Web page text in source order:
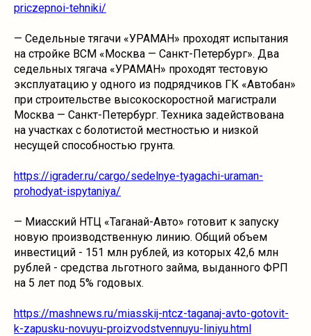
priczepnoi-tehniki/
— Седельные тягачи «УРАМАН» проходят испытания
на стройке ВСМ «Москва — Санкт-Петербург». Два
седельных тягача «УРАМАН» проходят тестовую
эксплуатацию у одного из подрядчиков ГК «Автобан»
при строительстве высокоскоростной магистрали
Москва — Санкт-Петербург. Техника задействована
на участках с болотистой местностью и низкой
несущей способностью грунта.
https://igrader.ru/cargo/sedelnye-tyagachi-uraman-
prohodyat-ispytaniya/
— Миасский НТЦ «Таганай-Авто» готовит к запуску
новую производственную линию. Общий объем
инвестиций - 151 млн рублей, из которых 42,6 млн
рублей - средства льготного займа, выданного ФРП
на 5 лет под 5% годовых.
https://mashnews.ru/miasskij-ntcz-taganaj-avto-gotovit-
k-zapusku-novuyu-proizvodstvennuyu-liniyu.html